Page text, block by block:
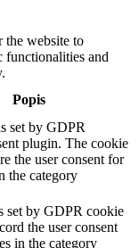
the website to
functionalities and
Popis
set by GDPR
plugin. The cookie
the user consent for
the category
set by GDPR cookie
the user consent
in the category